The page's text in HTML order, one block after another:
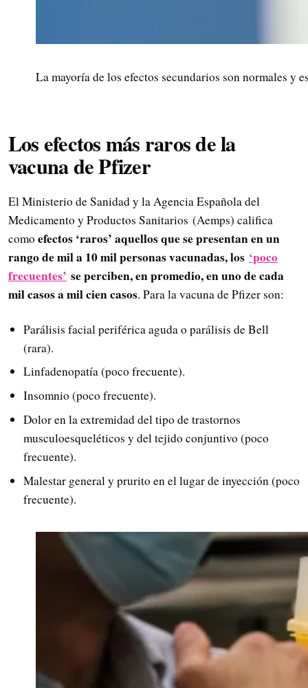
La mayoría de los efectos secundarios son normales y
Los efectos más raros de la
vacuna de Pfizer
El Ministerio de Sanidad y la Agencia Española del
Medicamento y Productos Sanitarios (Aemps) califica
como efectos ‘raros’ aquellos que se presentan en un
rango de mil a 10 mil personas vacunadas, los ‘poco
frecuentes’ se perciben, en promedio, en uno de cada
mil casos a mil cien casos. Para la vacuna de Pfizer son:
Parálisis facial periférica aguda o parálisis de Bell
(rara).
Linfadenopatía (poco frecuente).
Insomnio (poco frecuente).
Dolor en la extremidad del tipo de trastornos
musculoesqueléticos y del tejido conjuntivo (poco
frecuente).
Malestar general y prurito en el lugar de inyección (poco
frecuente).